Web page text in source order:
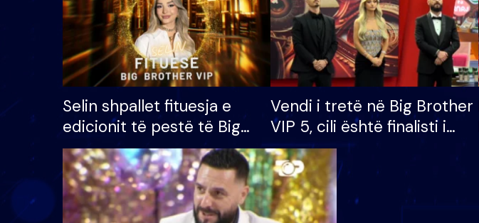
Selin shpallet fituesja e
edicionit të pestë të Big
Brother VIP, rrëmben
çmimin e madh prej 100
mijë eurosh
Vendi i tretë në Big Brother
VIP 5, cili është finalisti i
radhës që lë shtëpinë